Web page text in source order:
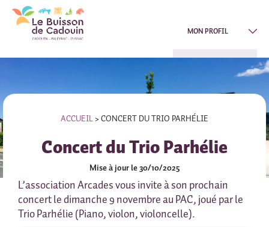
MON PROFIL
ACCUEIL> CONCERT DU TRIO PARHÉLIE
Concert du Trio Parhélie
Mise à jour le 30/10/2025
L’association Arcades vous invite à son prochain
concert le dimanche 9 novembre au PAC, joué par le
Trio Parhélie (Piano, violon, violoncelle).